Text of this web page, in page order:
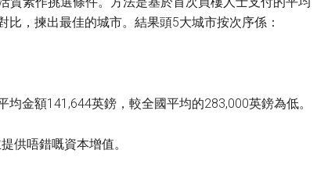
，揀出最佳的城市。結果頭5大城市按次序係：
金額141,644英鎊，較全國平均的283,000英鎊為低。
供唔錯嘅資本增值。